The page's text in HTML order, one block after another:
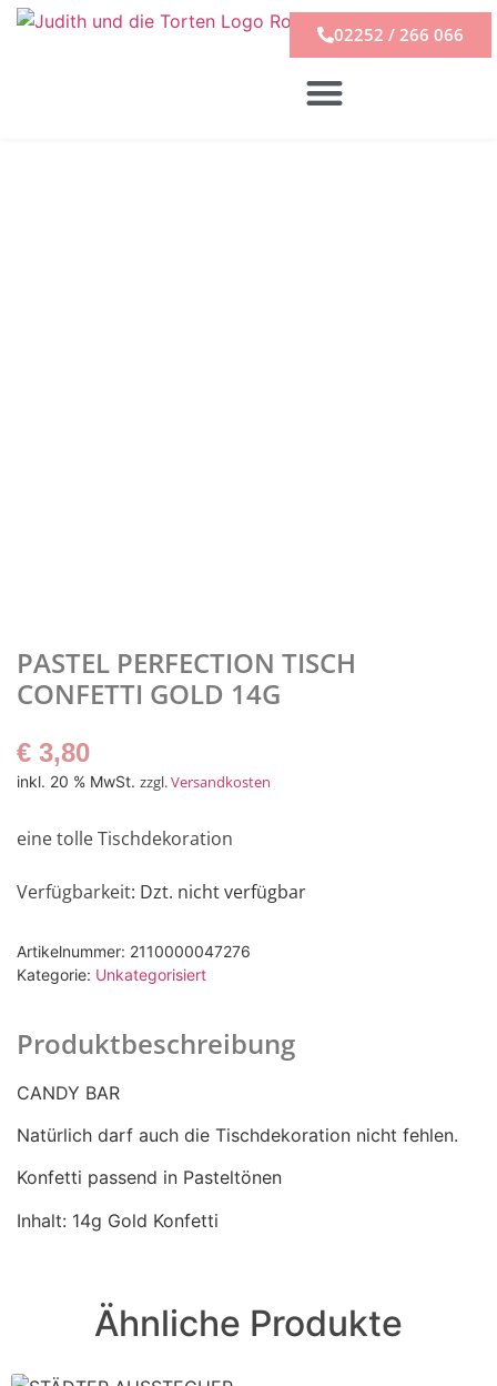
02252 / 266 066
PASTEL PERFECTION TISCH
CONFETTI GOLD 14G
€ 3,80
inkl. 20 % MwSt. zzgl.Versandkosten
eine tolle Tischdekoration
Verfügbarkeit: Dzt. nicht verfügbar
Artikelnummer: 2110000047276
Kategorie: Unkategorisiert
Produktbeschreibung
CANDY BAR
Natürlich darf auch die Tischdekoration nicht fehlen.
Konfetti passend in Pasteltönen
Inhalt: 14g Gold Konfetti
Ähnliche Produkte